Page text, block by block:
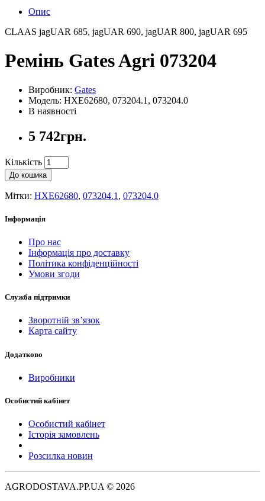
Опис
CLAAS jagUAR 685, jagUAR 690, jagUAR 800, jagUAR 695
Ремінь Gates Agri 073204
Виробник: Gates
Модель: HXE62680, 073204.1, 073204.0
В наявності
5 742грн.
Кількість
До кошика
Мітки: HXE62680, 073204.1 , 073204.0
Інформація
Про нас
Інформація про доставку
Політика конфіденційності
Умови згоди
Служба підтримки
Зворотній зв’язок
Карта сайту
Додатково
Виробники
Особистий кабінет
Особистий кабінет
Історія замовлень
Розсилка новин
AGRODOSTAVA.PP.UA © 2026